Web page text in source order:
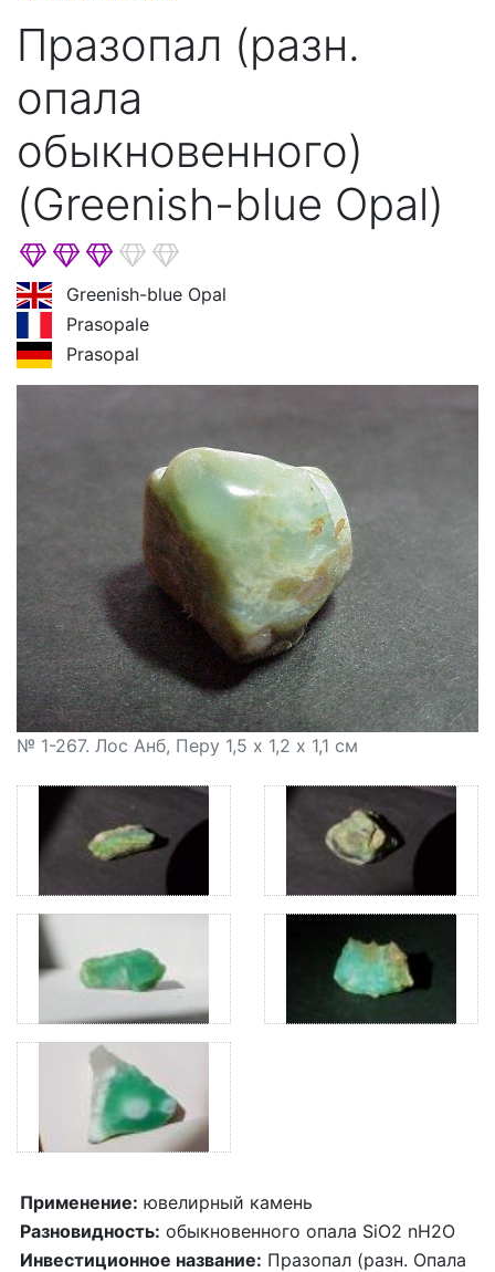
Празопал (разн.
опала
обыкновенного)
(Greenish-blue Opal)
Greenish-blue Opal
Prasopale
Prasopal
№ 1-267. Лос Анб, Перу 1,5 х 1,2 х 1,1 см
Применение: ювелирный камень
Разновидность: обыкновенного опала SiO2 nH2O
Инвестиционное название: Празопал (разн. Опала